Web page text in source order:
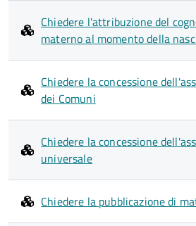
Chiedere l'attribuzione del
materno al momento della
Chiedere la concessione
dei Comuni
Chiedere la concessione
universale
Chiedere la pubblicazione di